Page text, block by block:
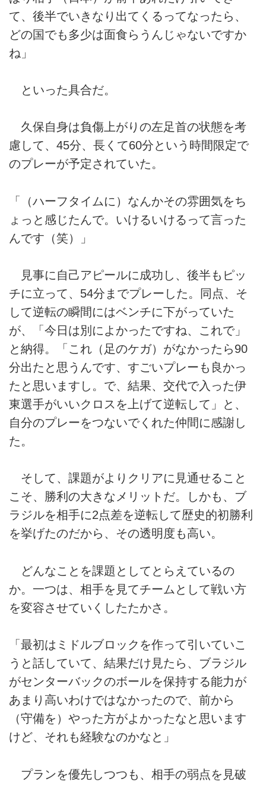
て、後半でいきなり出てくるってなったら、
どの国でも多少は面食らうんじゃないですか
ね」
といった具合だ。
久保自身は負傷上がりの左足首の状態を考
慮して、45分、長くて60分という時間限定で
のプレーが予定されていた。
「（ハーフタイムに）なんかその雰囲気をち
ょっと感じたんで。いけるいけるって言った
んです（笑）」
見事に自己アピールに成功し、後半もピッ
チに立って、54分までプレーした。同点、そ
して逆転の瞬間にはベンチに下がっていた
が、「今日は別によかったですね、これで」
と納得。「これ（足のケガ）がなかったら90
分出たと思うんです、すごいプレーも良かっ
たと思いますし。で、結果、交代で入った伊
東選手がいいクロスを上げて逆転して」と、
自分のプレーをつないでくれた仲間に感謝し
た。
そして、課題がよりクリアに見通せること
こそ、勝利の大きなメリットだ。しかも、ブ
ラジルを相手に2点差を逆転して歴史的初勝利
を挙げたのだから、その透明度も高い。
どんなことを課題としてとらえているの
か。一つは、相手を見てチームとして戦い方
を変容させていくしたたかさ。
「最初はミドルブロックを作って引いていこ
うと話していて、結果だけ見たら、ブラジル
がセンターバックのボールを保持する能力が
あまり高いわけではなかったので、前から
（守備を）やった方がよかったなと思います
けど、それも経験なのかなと」
プランを優先しつつも、相手の弱点を見破